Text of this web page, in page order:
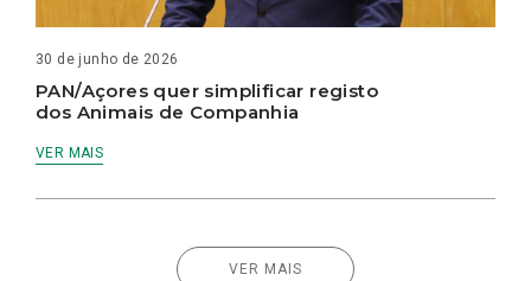
30 de junho de 2026
PAN/Açores quer simplificar registo
dos Animais de Companhia
VER MAIS
VER MAIS